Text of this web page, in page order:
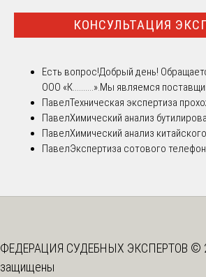
КОНСУЛЬТАЦИЯ
Есть вопрос!Добрый день!
ООО «К..........».Мы являемся
ПавелТехническая экспертиза
ПавелХимический анализ
ПавелХимический анализ
ПавелЭкспертиза сотового
ФЕДЕРАЦИЯ СУДЕБНЫХ ЭКСПЕРТОВ ©
защищены